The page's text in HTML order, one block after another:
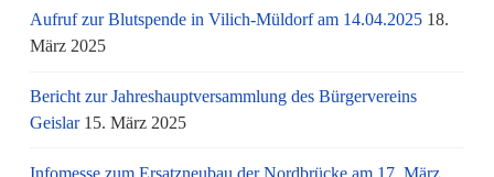
Aufruf zur Blutspende in Vilich-Müldorf am 14.04.2025 18.
März 2025
Bericht zur Jahreshauptversammlung des Bürgervereins
Geislar 15. März 2025
Infomesse zum Ersatzneubau der Nordbrücke am 17. März